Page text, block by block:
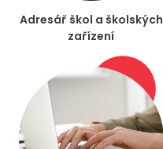
Adresář škol a školských
zařízení